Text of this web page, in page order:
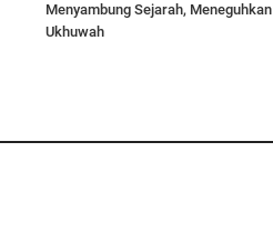
Menyambung Sejarah, Meneguhkan
Ukhuwah